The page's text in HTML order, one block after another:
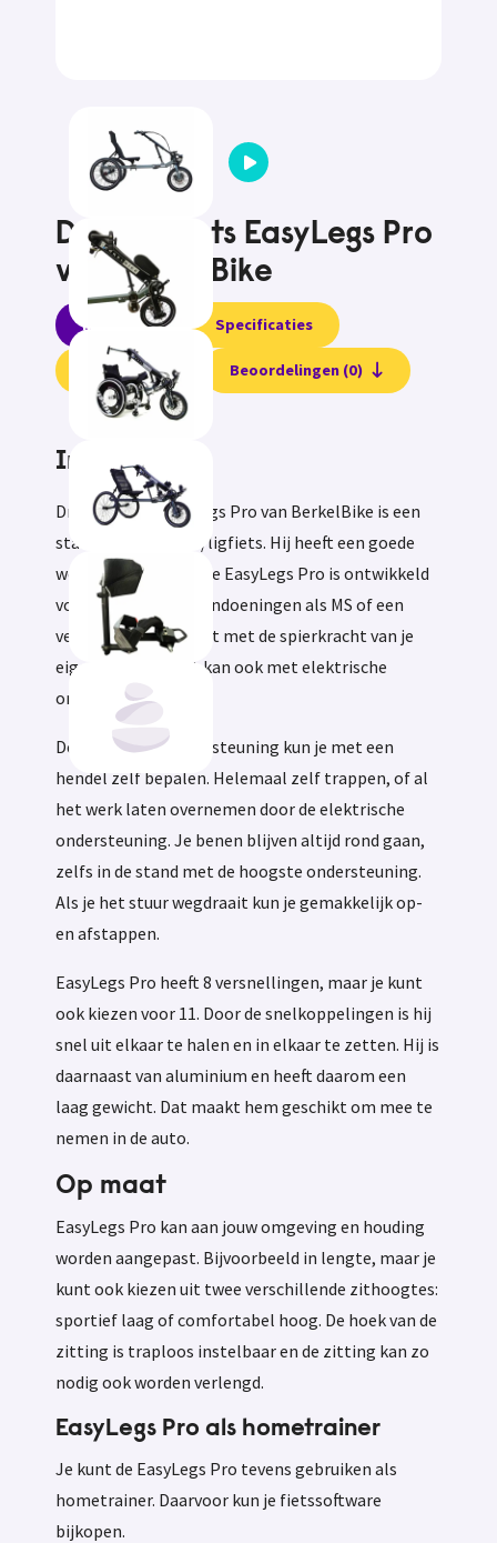
Driewielfiets EasyLegs Pro
van BerkelBike
Informatie Specificaties
Testvideo Beoordelingen (0)
Informatie
Driewielfiets EasyLegs Pro van BerkelBike is een
stabiele, lichte zit-/ligfiets. Hij heeft een goede
wegligging, omdat de EasyLegs Pro is ontwikkeld
voor mensen met aandoeningen als MS of een
verlamming. Je fietst met de spierkracht van je
eigen benen en dat kan ook met elektrische
ondersteuning.
De elektrische ondersteuning kun je met een
hendel zelf bepalen. Helemaal zelf trappen, of al
het werk laten overnemen door de elektrische
ondersteuning. Je benen blijven altijd rond gaan,
zelfs in de stand met de hoogste ondersteuning.
Als je het stuur wegdraait kun je gemakkelijk op-
en afstappen.
EasyLegs Pro heeft 8 versnellingen, maar je kunt
ook kiezen voor 11. Door de snelkoppelingen is hij
snel uit elkaar te halen en in elkaar te zetten. Hij is
daarnaast van aluminium en heeft daarom een
laag gewicht. Dat maakt hem geschikt om mee te
nemen in de auto.
Op maat
EasyLegs Pro kan aan jouw omgeving en houding
worden aangepast. Bijvoorbeeld in lengte, maar je
kunt ook kiezen uit twee verschillende zithoogtes:
sportief laag of comfortabel hoog. De hoek van de
zitting is traploos instelbaar en de zitting kan zo
nodig ook worden verlengd.
EasyLegs Pro als hometrainer
Je kunt de EasyLegs Pro tevens gebruiken als
hometrainer. Daarvoor kun je fietssoftware
bijkopen.